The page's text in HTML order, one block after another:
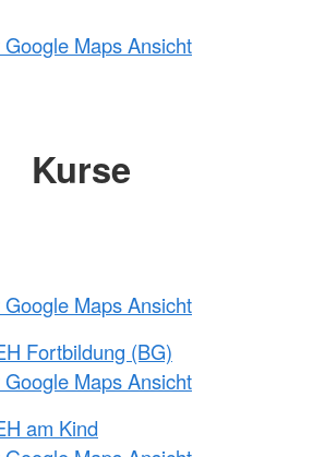
Maps Ansicht
Kurse
Maps Ansicht
Fortbildung (BG)
Maps Ansicht
am Kind